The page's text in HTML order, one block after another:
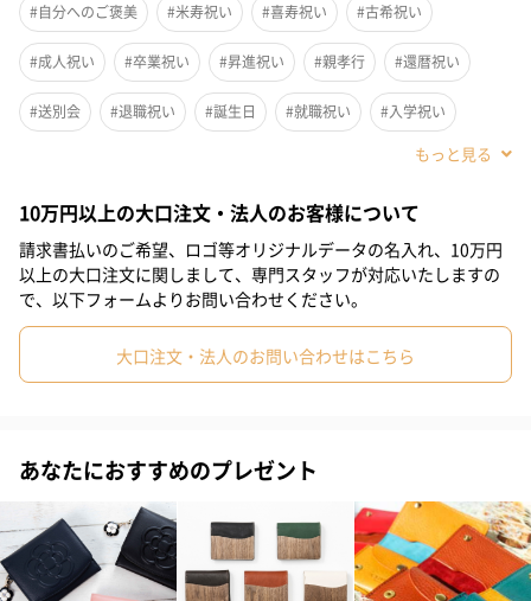
#自分へのご褒美 #米寿祝い #喜寿祝い #古希祝い
#成人祝い #卒業祝い #昇進祝い #親孝行 #還暦祝い
#送別会 #退職祝い #誕生日 #就職祝い #入学祝い
#クリスマス
#お祝い #父の日 #母の日 #部下男性 #弟
#姉 #息子 #娘 #姪 #甥 #女子大学生 #部下女性
#義父 #義母 #親戚男性 #親戚女性 #男子高校生
#母親 #彼氏 #女友達 #男友達
#上司女性 #上司男性 #同僚女性
#10代 #20代前半 #40代 #50代
#60代 #70代 #80代 #90代
10万円以上の大口注文・法人のお客様について
請求書払いのご希望、ロゴ等オリジナルデータの名入れ、10万円
以上の大口注文に関しまして、専門スタッフが対応いたしますの
で、以下フォームよりお問い合わせください。
大口注文・法人のお問い合わせはこちら
あなたにおすすめのプレゼント